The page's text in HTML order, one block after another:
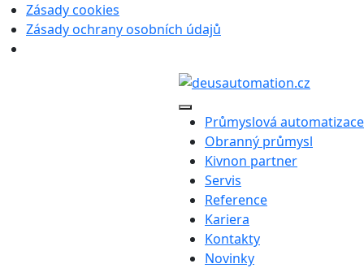
Zásady cookies
Zásady ochrany osobních údajů
Průmyslová automatizace
Obranný průmysl
Kivnon partner
Servis
Reference
Kariera
Kontakty
Novinky